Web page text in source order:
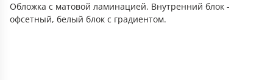
Обложка с матовой ламинацией. Внутренний блок -
офсетный, белый блок с градиентом.